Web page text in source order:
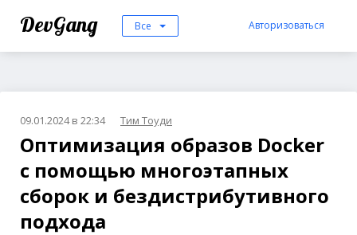
DevGang Все Авторизоваться
09.01.2024 в 22:34 Тим Тоуди
Оптимизация образов Docker
с помощью многоэтапных
сборок и бездистрибутивного
подхода